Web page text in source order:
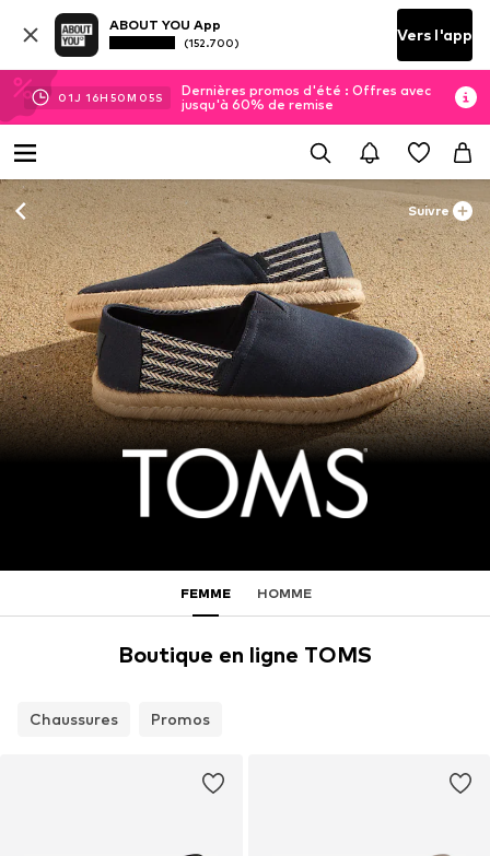
ABOUT YOU App
(152.700) Vers l'app
01J 16H 50M 03S
Dernières promos d'été : Offres avec
jusqu'à 60% de remise
Suivre
FEMME HOMME
Boutique en ligne TOMS
Chaussures Promos